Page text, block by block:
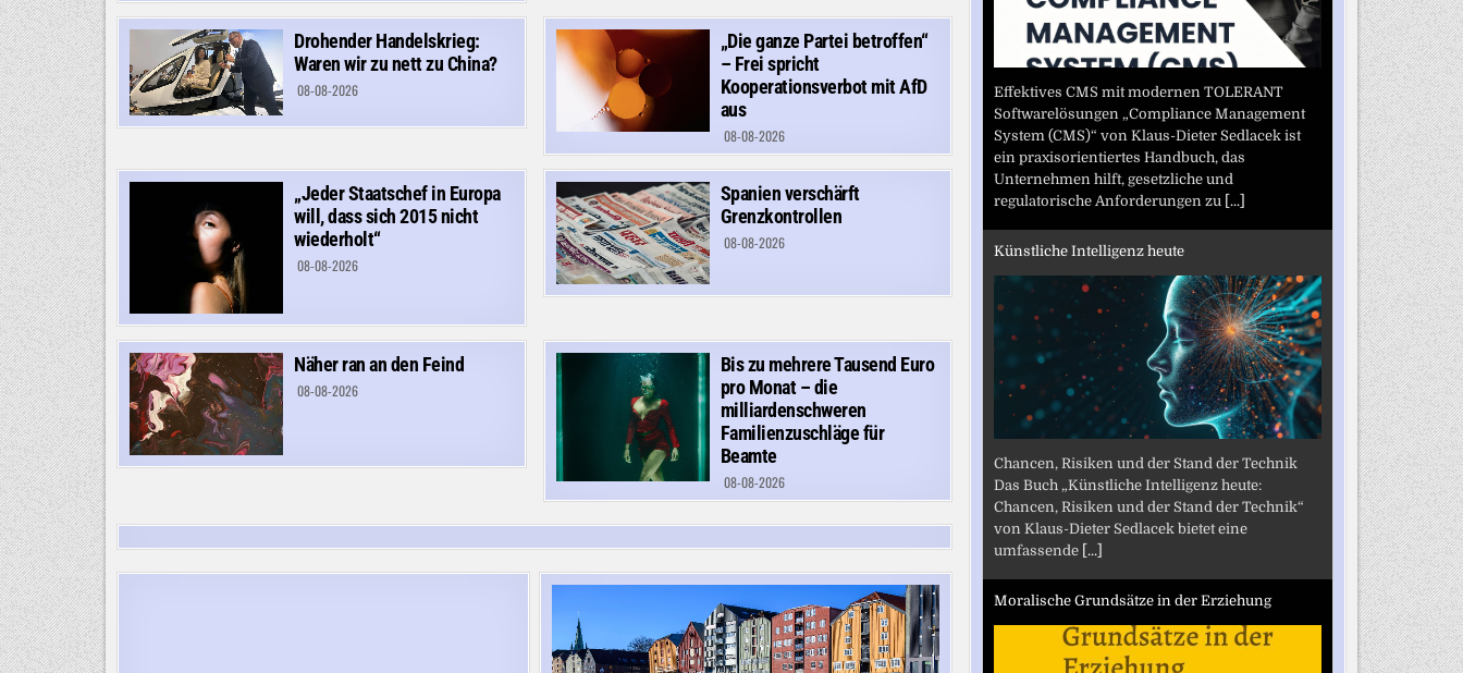
Drohender Handelskrieg:
Waren wir zu nett zu China?
08-08-2026
„Die ganze Partei betroffen“
– Frei spricht
Kooperationsverbot mit AfD
aus
08-08-2026
„Jeder Staatschef in Europa
will, dass sich 2015 nicht
wiederholt“
08-08-2026
Spanien verschärft
Grenzkontrollen
08-08-2026
Näher ran an den Feind
08-08-2026
Bis zu mehrere Tausend Euro
pro Monat – die
milliardenschweren
Familienzuschläge für
Beamte
08-08-2026
Effektives CMS mit modernen TOLERANT
Softwarelösungen „Compliance Management
System (CMS)“ von Klaus-Dieter Sedlacek ist
ein praxisorientiertes Handbuch, das
Unternehmen hilft, gesetzliche und
regulatorische Anforderungen zu [...]
Künstliche Intelligenz heute
Chancen, Risiken und der Stand der Technik
Das Buch „Künstliche Intelligenz heute:
Chancen, Risiken und der Stand der Technik“
von Klaus-Dieter Sedlacek bietet eine
umfassende [...]
Moralische Grundsätze in der Erziehung